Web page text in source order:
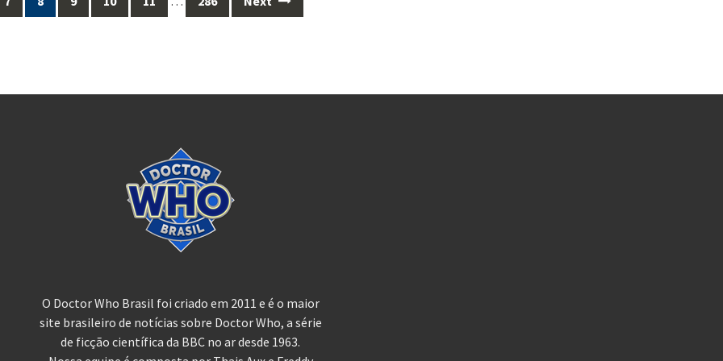
O Doctor Who Brasil foi criado em 2011 e é o maior
site brasileiro de notícias sobre Doctor Who, a série
de ficção científica da BBC no ar desde 1963.